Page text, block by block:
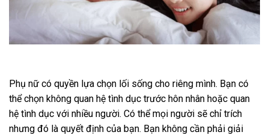
Phụ nữ có quyền lựa chọn lối sống cho riêng mình. Bạn có
thể chọn không quan hệ tình dục trước hôn nhân hoặc quan
hệ tình dục với nhiều người. Có thể mọi người sẽ chỉ trích
nhưng đó là quyết định của bạn. Bạn không cần phải giải